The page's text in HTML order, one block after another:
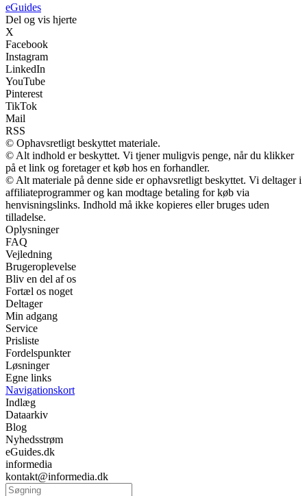
eGuides
Del og vis hjerte
X
Facebook
Instagram
LinkedIn
YouTube
Pinterest
TikTok
Mail
RSS
© Ophavsretligt beskyttet materiale.
© Alt indhold er beskyttet. Vi tjener muligvis penge, når du klikker
på et link og foretager et køb hos en forhandler.
© Alt materiale på denne side er ophavsretligt beskyttet. Vi deltager i
affiliateprogrammer og kan modtage betaling for køb via
henvisningslinks. Indhold må ikke kopieres eller bruges uden
tilladelse.
Oplysninger
FAQ
Vejledning
Brugeroplevelse
Bliv en del af os
Fortæl os noget
Deltager
Min adgang
Service
Prisliste
Fordelspunkter
Løsninger
Egne links
Navigationskort
Indlæg
Dataarkiv
Blog
Nyhedsstrøm
eGuides.dk
informedia
kontakt@informedia.dk